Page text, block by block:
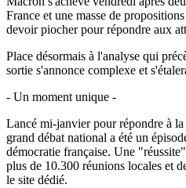
France et une masse de
devoir piocher pour répondre aux
Place désormais à l'analyse qui
sortie s'annonce complexe et
- Un moment unique -
Lancé mi-janvier pour répondre à
grand débat national a été un
démocratie française. Une
plus de 10.300 réunions locales et
le site dédié.